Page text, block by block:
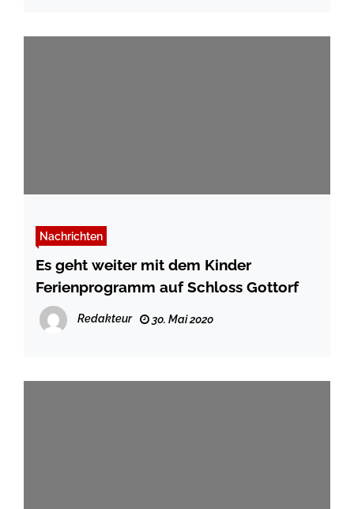
Nachrichten
Es geht weiter mit dem Kinder
Ferienprogramm auf Schloss Gottorf
Redakteur 30. Mai 2020